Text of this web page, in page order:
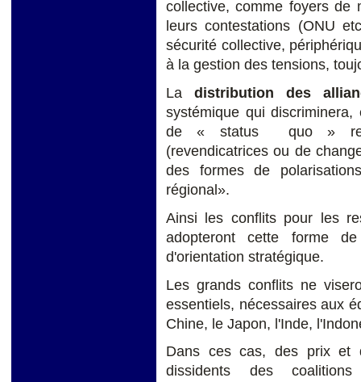
collective, comme foyers de
leurs contestations (ONU
sécurité collective,
à la gestion des tensions,
La distribution des
systémique qui
de « status quo »
(revendicatrices ou de
des formes de
régional».
Ainsi les conflits pour les
adopteront cette forme
d'orientation stratégique.
Les grands conflits ne
essentiels, nécessaires aux
Chine, le Japon, l'Inde,
Dans ces cas, des prix et
dissidents des